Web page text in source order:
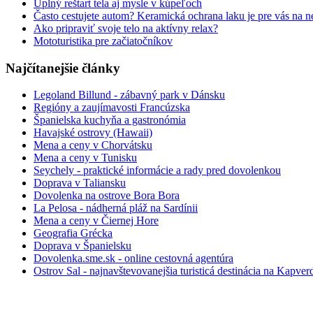
Úplný reštart tela aj mysle v kúpeľoch
Často cestujete autom? Keramická ochrana laku je pre vás na
Ako pripraviť svoje telo na aktívny relax?
Mototuristika pre začiatočníkov
Najčítanejšie články
Legoland Billund - zábavný park v Dánsku
Regióny a zaujímavosti Francúzska
Španielska kuchyňa a gastronómia
Havajské ostrovy (Hawaii)
Mena a ceny v Chorvátsku
Mena a ceny v Tunisku
Seychely - praktické informácie a rady pred dovolenkou
Doprava v Taliansku
Dovolenka na ostrove Bora Bora
La Pelosa - nádherná pláž na Sardínii
Mena a ceny v Čiernej Hore
Geografia Grécka
Doprava v Španielsku
Dovolenka.sme.sk - online cestovná agentúra
Ostrov Sal - najnavštevovanejšia turisticá destinácia na